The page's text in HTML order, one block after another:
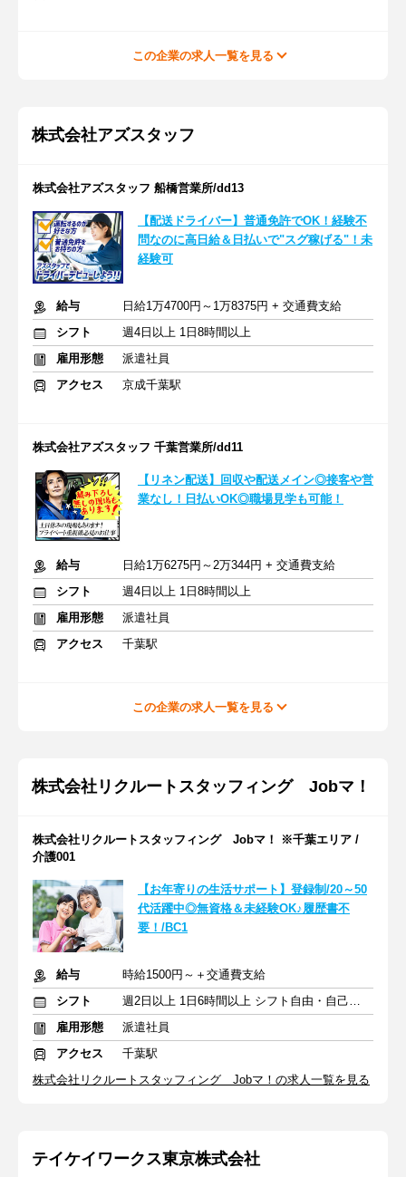
この企業の求人一覧を見る
株式会社アズスタッフ
株式会社アズスタッフ 船橋営業所/dd13
【配送ドライバー】普通免許でOK！経験不
問なのに高日給＆日払いで"スグ稼げる"！未
経験可
給与
日給1万4700円～1万8375円 + 交通費支給
シフト
週4日以上 1日8時間以上
雇用形態
派遣社員
アクセス
京成千葉駅
株式会社アズスタッフ 千葉営業所/dd11
【リネン配送】回収や配送メイン◎接客や営
業なし！日払いOK◎職場見学も可能！
給与
日給1万6275円～2万344円 + 交通費支給
シフト
週4日以上 1日8時間以上
雇用形態
派遣社員
アクセス
千葉駅
この企業の求人一覧を見る
株式会社リクルートスタッフィング Jobマ！
株式会社リクルートスタッフィング Jobマ！ ※千葉エリア /
介護001
【お年寄りの生活サポート】登録制/20～50
代活躍中◎無資格＆未経験OK♪履歴書不
要！/BC1
給与
時給1500円～＋交通費支給
シフト
週2日以上 1日6時間以上 シフト自由・自己申告
雇用形態
派遣社員
アクセス
千葉駅
株式会社リクルートスタッフィング Jobマ！の求人一覧を見る
テイケイワークス東京株式会社